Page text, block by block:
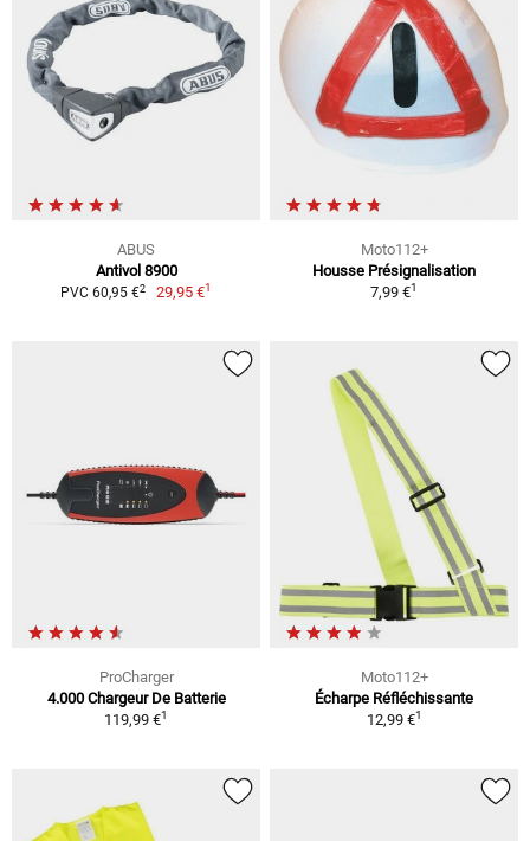
ABUS
Antivol 8900
PVC 60,95 €2 29,95 €1
Moto112+
Housse Présignalisation
7,99 €1
ProCharger
4.000 Chargeur De Batterie
119,99 €1
Moto112+
Écharpe Réfléchissante
12,99 €1